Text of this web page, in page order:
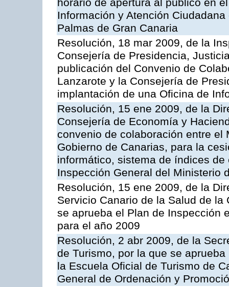
horario de apertura al público en
Información y Atención
Palmas de Gran Canaria
Resolución, 18 mar 2009, de la
Consejería de Presidencia,
publicación del Convenio de
Lanzarote y la Consejería de
implantación de una Oficina de
Resolución, 15 ene 2009, de la
Consejería de Economía y
convenio de colaboración entre
Gobierno de Canarias, para la
informático, sistema de índices
Inspección General del Ministerio
Resolución, 15 ene 2009, de la
Servicio Canario de la Salud de
se aprueba el Plan de Inspección
para el año 2009
Resolución, 2 abr 2009, de la
de Turismo, por la que se
la Escuela Oficial de Turismo de
General de Ordenación y